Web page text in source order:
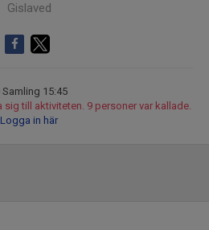
Gislaved
Samling 15:45
sig till aktiviteten. 9 personer var kallade.
Logga in här